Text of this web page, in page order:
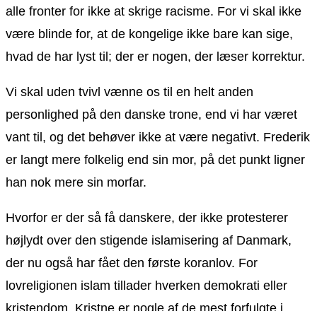
alle fronter for ikke at skrige racisme. For vi skal ikke
være blinde for, at de kongelige ikke bare kan sige,
hvad de har lyst til; der er nogen, der læser korrektur.
Vi skal uden tvivl vænne os til en helt anden
personlighed på den danske trone, end vi har været
vant til, og det behøver ikke at være negativt. Frederik
er langt mere folkelig end sin mor, på det punkt ligner
han nok mere sin morfar.
Hvorfor er der så få danskere, der ikke protesterer
højlydt over den stigende islamisering af Danmark,
der nu også har fået den første koranlov. For
lovreligionen islam tillader hverken demokrati eller
kristendom. Kristne er nogle af de mest forfulgte i